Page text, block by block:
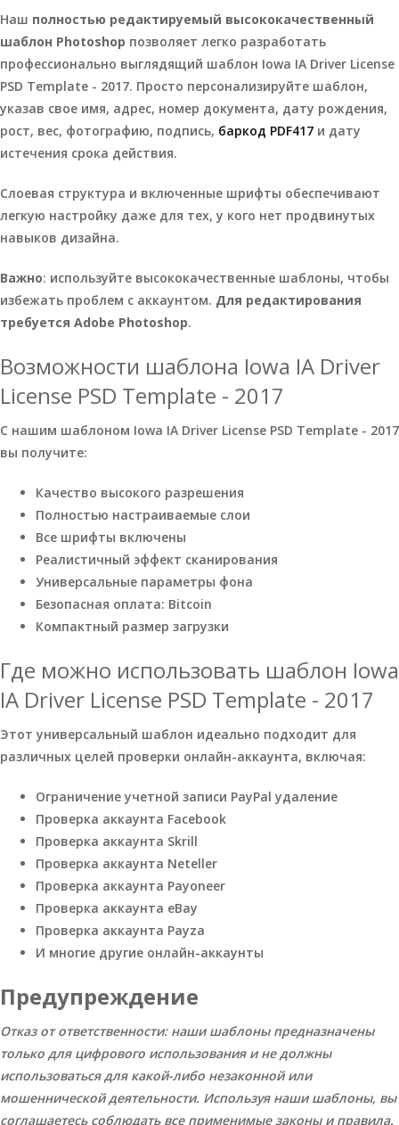
Наш полностью редактируемый высококачественный
шаблон Photoshop позволяет легко разработать
профессионально выглядящий шаблон Iowa IA Driver License
PSD Template - 2017. Просто персонализируйте шаблон,
указав свое имя, адрес, номер документа, дату рождения,
рост, вес, фотографию, подпись, баркод PDF417 и дату
истечения срока действия.
Слоевая структура и включенные шрифты обеспечивают
легкую настройку даже для тех, у кого нет продвинутых
навыков дизайна.
Важно: используйте высококачественные шаблоны, чтобы
избежать проблем с аккаунтом. Для редактирования
требуется Adobe Photoshop.
Возможности шаблона Iowa IA Driver
License PSD Template - 2017
С нашим шаблоном Iowa IA Driver License PSD Template - 2017
вы получите:
Качество высокого разрешения
Полностью настраиваемые слои
Все шрифты включены
Реалистичный эффект сканирования
Универсальные параметры фона
Безопасная оплата: Bitcoin
Компактный размер загрузки
Где можно использовать шаблон Iowa
IA Driver License PSD Template - 2017
Этот универсальный шаблон идеально подходит для
различных целей проверки онлайн-аккаунта, включая:
Ограничение учетной записи PayPal удаление
Проверка аккаунта Facebook
Проверка аккаунта Skrill
Проверка аккаунта Neteller
Проверка аккаунта Payoneer
Проверка аккаунта eBay
Проверка аккаунта Payza
И многие другие онлайн-аккаунты
Предупреждение
Отказ от ответственности: наши шаблоны предназначены
только для цифрового использования и не должны
использоваться для какой-либо незаконной или
мошеннической деятельности. Используя наши шаблоны, вы
соглашаетесь соблюдать все применимые законы и правила.